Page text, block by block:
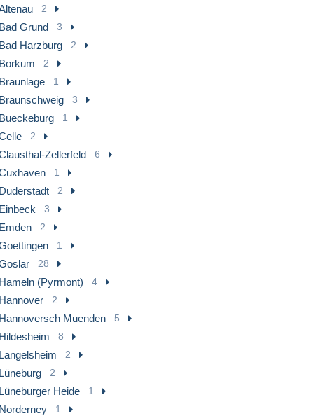
2
Grund 3
Harzburg 2
2
1
3
1
2
Zellerfeld 6
1
2
3
2
1
28
(Pyrmont) 4
2
Muenden 5
8
2
2
Heide 1
1